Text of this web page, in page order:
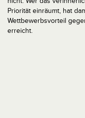
Priorität einräumt, hat
Wettbewerbsvorteil
erreicht.